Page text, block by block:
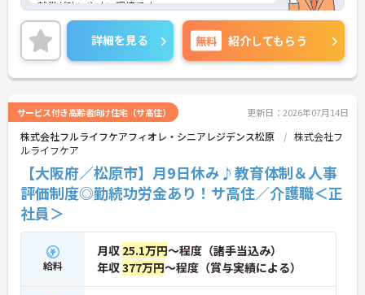
就業が叶いやすい環境です。
また、キャリアパス制度が整っているので、経験が
浅い方・ブランクがある方も高い目標をもって仕事
に取り組んでいただけます◎
ご興味ある方には、面接対策ポイントなど、さらに
詳細をお話しいたしますのでお気軽にご相談くださ
詳細を見る 無料 紹介してもらう
サービス付き高齢者向け住宅（サ高住） 更新日：2026年07月14日
株式会社フルライフケアフィオレ・シニアレジデンス松原
株式会社フ
ルライフケア
【大阪府／松原市】月9日休み♪教育体制＆人事
評価制度◎勤続功労金あり！サ高住／介護職＜正
社員＞
給料
月収 25.1万円～程度（諸手当込み）
年収377万円～程度（賞与実績による）